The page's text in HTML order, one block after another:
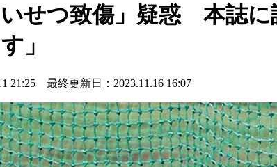
せつ致傷」疑惑 本誌
」
21:25 最終更新日：2023.11.16 16:07